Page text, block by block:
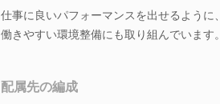
仕事に良いパフォーマンスを出せるように、
働きやすい環境整備にも取り組んでいます。
配属先の編成